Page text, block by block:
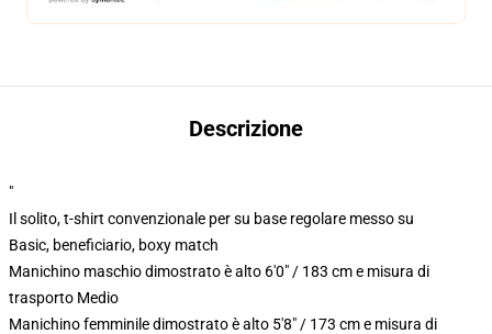
Descrizione
"
Il solito, t-shirt convenzionale per su base regolare messo su
Basic, beneficiario, boxy match
Manichino maschio dimostrato è alto 6'0" / 183 cm e misura di
trasporto Medio
Manichino femminile dimostrato è alto 5'8" / 173 cm e misura di